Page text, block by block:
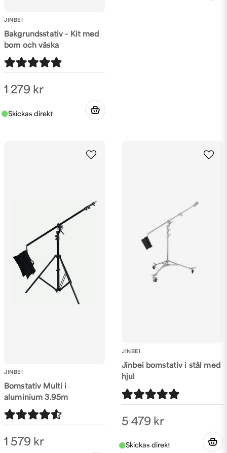
JINBEI
Bakgrundsstativ - Kit med
bom och väska
1 279 kr
JINBEI
Bomstativ Multi i
aluminium 3.95m
1 579 kr
JINBEI
Jinbei bomstativ i stål med
hjul
5 479 kr